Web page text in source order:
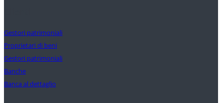
Gestori patrimoniali
Proprietari di beni
Gestori patrimoniali
Banche
Banca al dettaglio